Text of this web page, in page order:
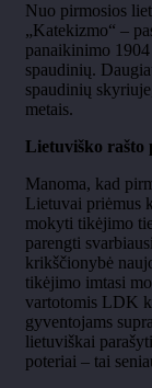
Nuo pirmosios
„Katekizmo“ –
panaikinimo
spaudinių.
spaudinių
metais.
Lietuviško rašto
Manoma, kad
Lietuvai priėmus
mokyti tikėjimo
parengti
krikščionybė
tikėjimo imtasi
vartotomis LDK
gyventojams
lietuviškai
poteriai – tai